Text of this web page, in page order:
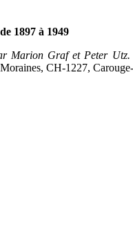
1897 à 1949
Marion Graf et Peter
CH-1227,